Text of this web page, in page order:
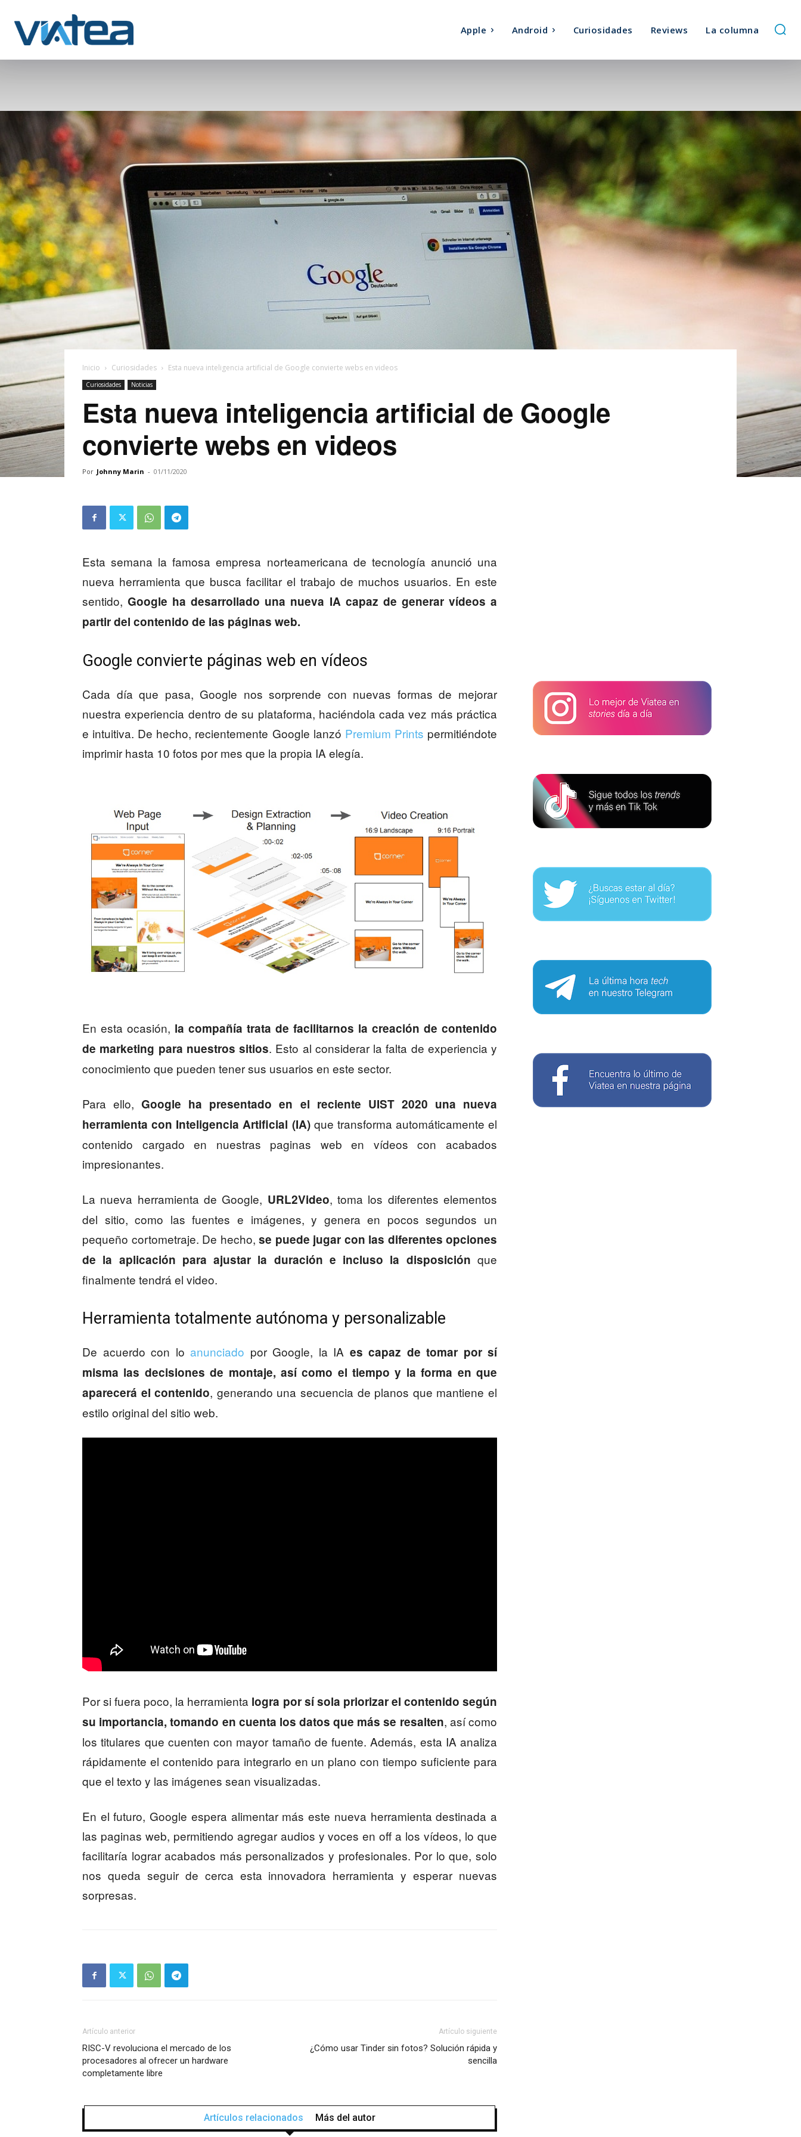
Apple Android Curiosidades Reviews La columna
Inicio Curiosidades Esta nueva inteligencia artificial de Google convierte webs en videos
Curiosidades Noticias
Esta nueva inteligencia artificial de Google
convierte webs en videos
Por Johnny Marin - 01/11/2020
Esta semana la famosa empresa norteamericana de tecnología anunció una
nueva herramienta que busca facilitar el trabajo de muchos usuarios. En este
sentido,Google ha desarrollado una nueva IA capaz de generar vídeos a
partir del contenido de las páginas web.
Google convierte páginas web en vídeos
Cada día que pasa, Google nos sorprende con nuevas formas de mejorar
nuestra experiencia dentro de su plataforma, haciéndola cada vez más práctica
e intuitiva. De hecho, recientemente Google lanzó Premium Prints permitiéndote
imprimir hasta 10 fotos por mes que la propia IA elegía.
En esta ocasión, la compañía trata de facilitarnos la creación de contenido
de marketing para nuestros sitios. Esto al considerar la falta de experiencia y
conocimiento que pueden tener sus usuarios en este sector.
Para ello,Google ha presentado en el reciente UIST 2020 una nueva
herramienta con Inteligencia Artificial (IA)que transforma automáticamente el
contenido cargado en nuestras paginas web en vídeos con acabados
impresionantes.
La nueva herramienta de Google, URL2Video, toma los diferentes elementos
del sitio, como las fuentes e imágenes, y genera en pocos segundos un
pequeño cortometraje. De hecho, se puede jugar con las diferentes opciones
de la aplicación para ajustar la duración e incluso la disposición que
finalmente tendrá el video.
Herramienta totalmente autónoma y personalizable
De acuerdo con lo anunciado por Google, la IA es capaz de tomar por sí
misma las decisiones de montaje, así como el tiempo y la forma en que
aparecerá el contenido, generando una secuencia de planos que mantiene el
estilo original del sitio web.
Por si fuera poco, la herramienta logra por sí sola priorizar el contenido según
su importancia, tomando en cuenta los datos que más se resalten, así como
los titulares que cuenten con mayor tamaño de fuente. Además, esta IA analiza
rápidamente el contenido para integrarlo en un plano con tiempo suficiente para
que el texto y las imágenes sean visualizadas.
En el futuro, Google espera alimentar más este nueva herramienta destinada a
las paginas web, permitiendo agregar audios y voces en off a los vídeos, lo que
facilitaría lograr acabados más personalizados y profesionales. Por lo que, solo
nos queda seguir de cerca esta innovadora herramienta y esperar nuevas
sorpresas.
Artículo anterior
RISC-V revoluciona el mercado de los
procesadores al ofrecer un hardware
completamente libre
Artículo siguiente
¿Cómo usar Tinder sin fotos? Solución rápida y
sencilla
Artículos relacionados Más del autor